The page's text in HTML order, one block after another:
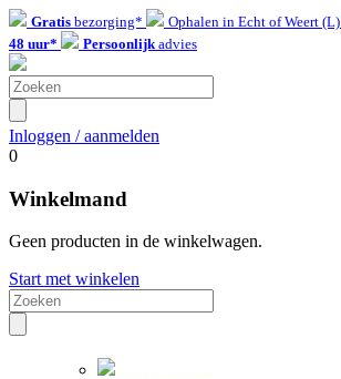
Gratis bezorging* Ophalen in Echt of Weert (L)
48 uur*
Persoonlijkadvies
Inloggen / aanmelden
0
Winkelmand
Geen producten in de winkelwagen.
Start met winkelen